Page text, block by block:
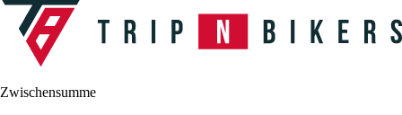
Zwischensumme